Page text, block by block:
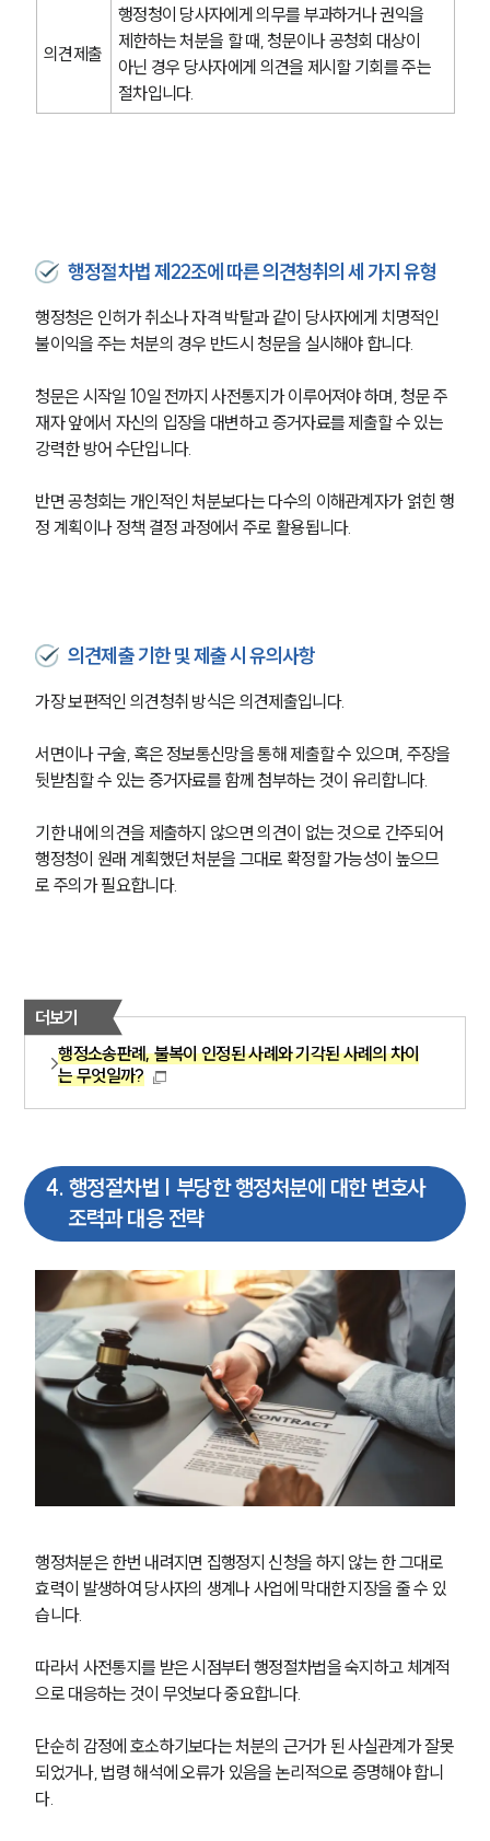
그룹소개
그룹소개
대륜의 강점
오시는 길
의견제출
행정청이 당사자에게 의무를 부과하거나 권익을
제한하는 처분을 할 때, 청문이나 공청회 대상이
아닌 경우 당사자에게 의견을 제시할 기회를 주는
절차입니다.
행정절차법 제22조에 따른 의견청취의 세 가지 유형
행정청은 인허가 취소나 자격 박탈과 같이 당사자에게 치명적인
불이익을 주는 처분의 경우 반드시 청문을 실시해야 합니다.
청문은 시작일 10일 전까지 사전통지가 이루어져야 하며, 청문 주
재자 앞에서 자신의 입장을 대변하고 증거자료를 제출할 수 있는
강력한 방어 수단입니다.
반면 공청회는 개인적인 처분보다는 다수의 이해관계자가 얽힌 행
정 계획이나 정책 결정 과정에서 주로 활용됩니다.
의견제출 기한 및 제출 시 유의사항
가장 보편적인 의견청취 방식은 의견제출입니다.
서면이나 구술, 혹은 정보통신망을 통해 제출할 수 있으며, 주장을
뒷받침할 수 있는 증거자료를 함께 첨부하는 것이 유리합니다.
기한 내에 의견을 제출하지 않으면 의견이 없는 것으로 간주되어
행정청이 원래 계획했던 처분을 그대로 확정할 가능성이 높으므
로 주의가 필요합니다.
더보기
행정소송판례, 불복이 인정된 사례와 기각된 사례의 차이
는 무엇일까?
4. 행정절차법 | 부당한 행정처분에 대한 변호사
조력과 대응 전략
행정처분은 한번 내려지면 집행정지 신청을 하지 않는 한 그대로
효력이 발생하여 당사자의 생계나 사업에 막대한 지장을 줄 수 있
습니다.
따라서 사전통지를 받은 시점부터 행정절차법을 숙지하고 체계적
으로 대응하는 것이 무엇보다 중요합니다.
단순히 감정에 호소하기보다는 처분의 근거가 된 사실관계가 잘못
되었거나, 법령 해석에 오류가 있음을 논리적으로 증명해야 합니
다.